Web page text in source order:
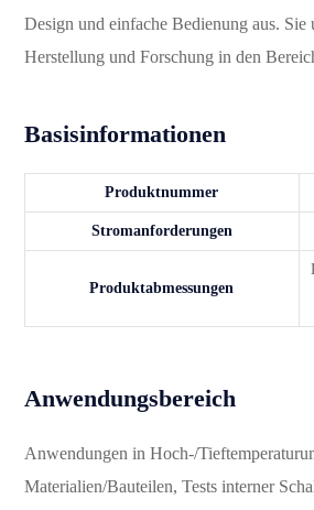
Design und einfache Bedienung aus.
Herstellung und Forschung in den
Basisinformationen
Produktnummer
Stromanforderungen
Produktabmessungen
Anwendungsbereich
Anwendungen in Hoch-/
Materialien/Bauteilen, Tests interner